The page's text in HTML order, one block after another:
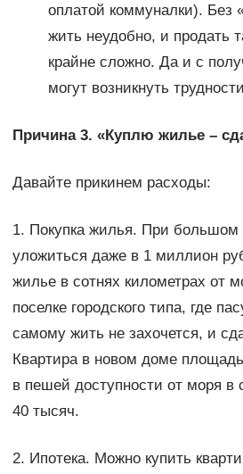
оплатой коммуналки). Без
жить неудобно, и продать
крайне сложно. Да и с
могут возникнуть
Причина 3. «Куплю жилье –
Давайте прикинем расходы:
1. Покупка жилья. При
уложиться даже в 1 миллион
жилье в сотнях километрах от
поселке городского типа, где
самому жить не захочется, и
Квартира в новом доме
в пешей доступности от моря в
40 тысяч.
2. Ипотека. Можно купить